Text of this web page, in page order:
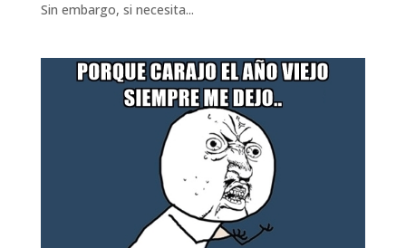
Sin embargo, si necesita...